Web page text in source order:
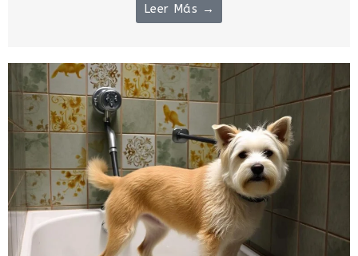
Leer Más →